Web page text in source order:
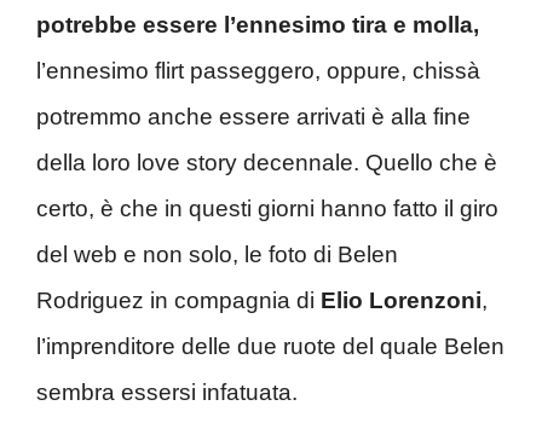
potrebbe essere l’ennesimo tira e molla,
l’ennesimo flirt passeggero, oppure, chissà
potremmo anche essere arrivati è alla fine
della loro love story decennale. Quello che è
certo, è che in questi giorni hanno fatto il giro
del web e non solo, le foto di Belen
Rodriguez in compagnia di Elio Lorenzoni,
l’imprenditore delle due ruote del quale Belen
sembra essersi infatuata.